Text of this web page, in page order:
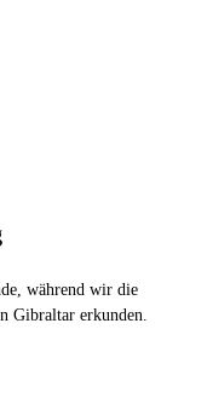
während wir die
Gibraltar erkunden.